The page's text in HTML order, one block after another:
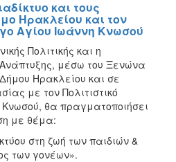
και τους
Ηρακλείου και τον
Αγίου Ιωάννη Κνωσού
Πολιτικής και η
Ανάπτυξης, μέσω του Ξενώνα
Ηρακλείου και σε
με τον Πολιτιστικό
θα πραγματοποιήσει
με θέμα:
στη ζωή των παιδιών &
των γονέων».